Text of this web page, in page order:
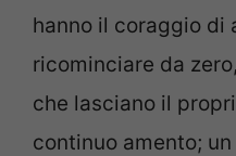
hanno il coraggio di
ricominciare da
che lasciano il
continuo amento;